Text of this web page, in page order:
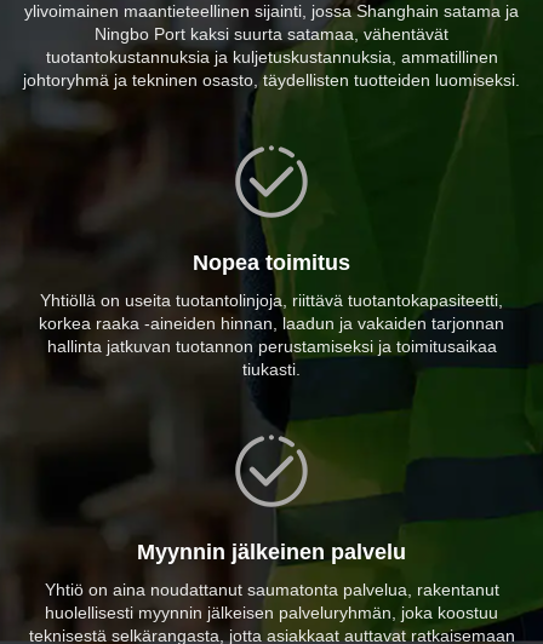
ylivoimainen maantieteellinen sijainti, jossa Shanghain satama ja
Ningbo Port kaksi suurta satamaa, vähentävät
tuotantokustannuksia ja kuljetuskustannuksia, ammatillinen
johtoryhmä ja tekninen osasto, täydellisten tuotteiden luomiseksi.
Nopea toimitus
Yhtiöllä on useita tuotantolinjoja, riittävä tuotantokapasiteetti,
korkea raaka -aineiden hinnan, laadun ja vakaiden tarjonnan
hallinta jatkuvan tuotannon perustamiseksi ja toimitusaikaa
tiukasti.
Myynnin jälkeinen palvelu
Yhtiö on aina noudattanut saumatonta palvelua, rakentanut
huolellisesti myynnin jälkeisen palveluryhmän, joka koostuu
teknisestä selkärangasta, jotta asiakkaat auttavat ratkaisemaan